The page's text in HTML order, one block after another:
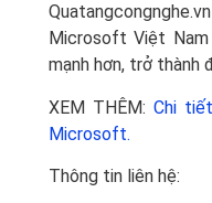
Microsoft Việt
mạnh hơn, trở thành
XEM THÊM:Chi
Microsoft.
Thông tin liên hệ: